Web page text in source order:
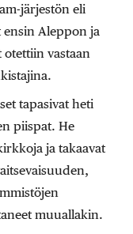
järjestön eli
ensin Aleppon ja
otettiin vastaan
tapasivat heti
piispat. He
ja takaavat
muuallakin.